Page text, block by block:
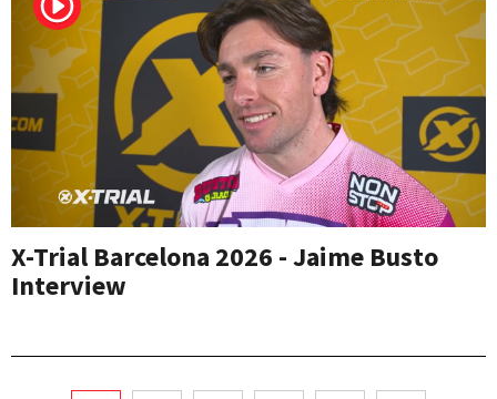
X-Trial Barcelona 2026 - Jaime Busto
Interview